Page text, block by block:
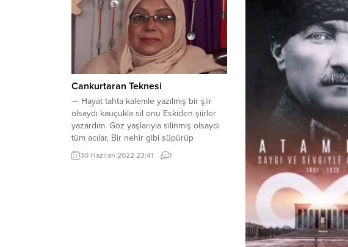
Cankurtaran Teknesi
— Hayat tahta kalemle yazılmış bir şiir
olsaydı kauçukla sil onu Eskiden şiirler
yazardım. Göz yaşlarıyla silinmiş olsaydı
tüm acılar, Bir nehir gibi süpürüp
giderdim bütün acıları. Kalp açık
görülebilirse, Yıkayıp temizlerdim,
30 Haziran 2022 23:41 1